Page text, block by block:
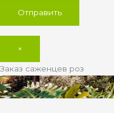
×
Заказ саженцев роз